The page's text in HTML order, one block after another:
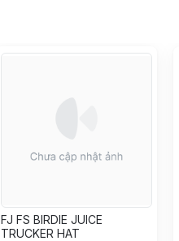
FJ FS BIRDIE JUICE
TRUCKER HAT